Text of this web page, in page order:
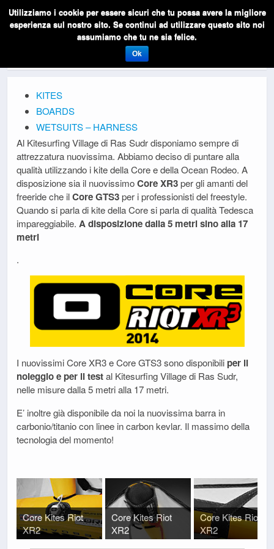
KITES
BOARDS
WETSUITS – HARNESS
Al Kitesurfing Village di Ras Sudr disponiamo sempre di
attrezzatura nuovissima. Abbiamo deciso di puntare alla
qualità utilizzando i kite della Core e della Ocean Rodeo. A
disposizione sia il nuovissimoCore XR3per gli amanti del
freeride che ilCore GTS3per i professionisti del freestyle.
Quando si parla di kite della Core si parla di qualità Tedesca
impareggiabile. A disposizione dalla 5 metri sino alla 17
metri
.
I nuovissimi Core XR3 e Core GTS3 sono disponibili per il
noleggio e per il testal Kitesurfing Village di Ras Sudr,
nelle misure dalla 5 metri alla 17 metri.
E’ inoltre già disponibile da noi la nuovissima barra in
carbonio/titanio con linee in carbon kevlar. Il massimo della
tecnologia del momento!
Core Kites Riot
XR2
Core Kites Riot
XR2
Core Kites Riot
XR2
Utilizziamo i cookie per essere sicuri che tu possa avere la migliore
esperienza sul nostro sito. Se continui ad utilizzare questo sito noi
assumiamo che tu ne sia felice.
Ok